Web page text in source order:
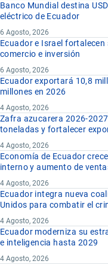
Banco Mundial destina
eléctrico de Ecuador
6 Agosto, 2026
Ecuador e Israel
comercio e inversión
6 Agosto, 2026
Ecuador exportará 10,8
millones en 2026
4 Agosto, 2026
Zafra azucarera 2026-
toneladas y fortalecer
4 Agosto, 2026
Economía de Ecuador
interno y aumento de
4 Agosto, 2026
Ecuador integra nueva
Unidos para combatir el
4 Agosto, 2026
Ecuador moderniza su
e inteligencia hasta 2029
4 Agosto, 2026